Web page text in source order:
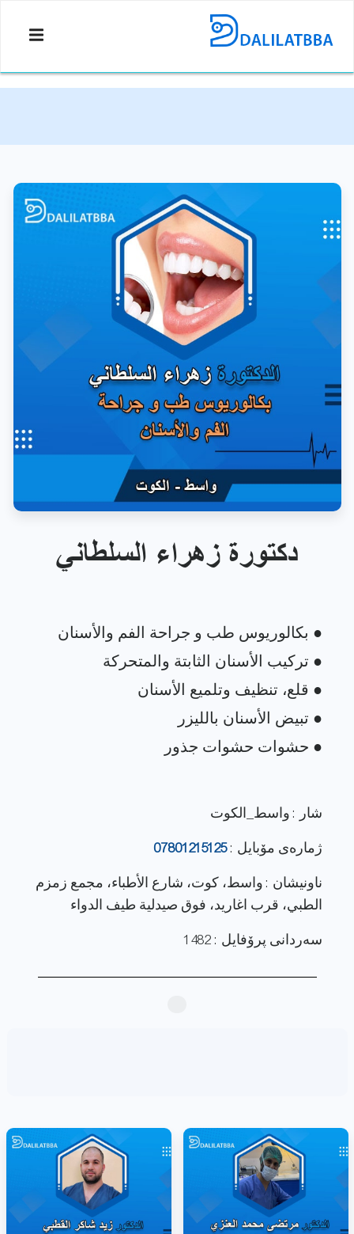
دكتورة زهراء السلطاني
شار : واسط_الكوت
ژماره‌ی مۆبایل :07801215125
ناونيشان : واسط، كوت، شارع الأطباء، مجمع زمزم
الطبي، قرب اغاريد، فوق صيدلية طيف الدواء
سەردانی پرۆفایل : 1482